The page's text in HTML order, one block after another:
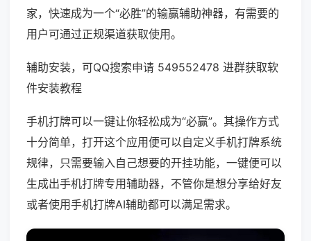
家，快速成为一个“必胜”的输赢辅助神器，有需要的
用户可通过正规渠道获取使用。
辅助安装，可QQ搜索申请 549552478 进群获取软
件安装教程
手机打牌可以一键让你轻松成为“必赢”。其操作方式
十分简单，打开这个应用便可以自定义手机打牌系统
规律，只需要输入自己想要的开挂功能，一键便可以
生成出手机打牌专用辅助器，不管你是想分享给好友
或者使用手机打牌AI辅助都可以满足需求。